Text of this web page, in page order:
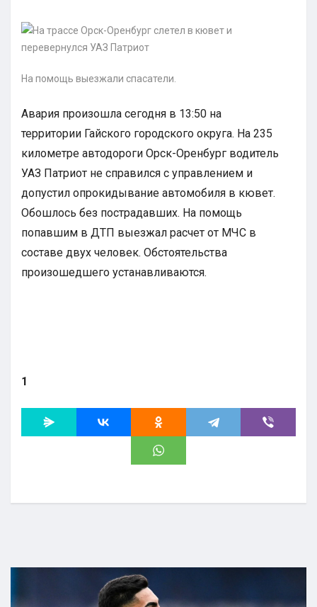
На помощь выезжали спасатели.
Авария произошла сегодня в 13:50 на
территории Гайского городского округа. На 235
километре автодороги Орск-Оренбург водитель
УАЗ Патриот не справился с управлением и
допустил опрокидывание автомобиля в кювет.
Обошлось без пострадавших. На помощь
попавшим в ДТП выезжал расчет от МЧС в
составе двух человек. Обстоятельства
произошедшего устанавливаются.
1